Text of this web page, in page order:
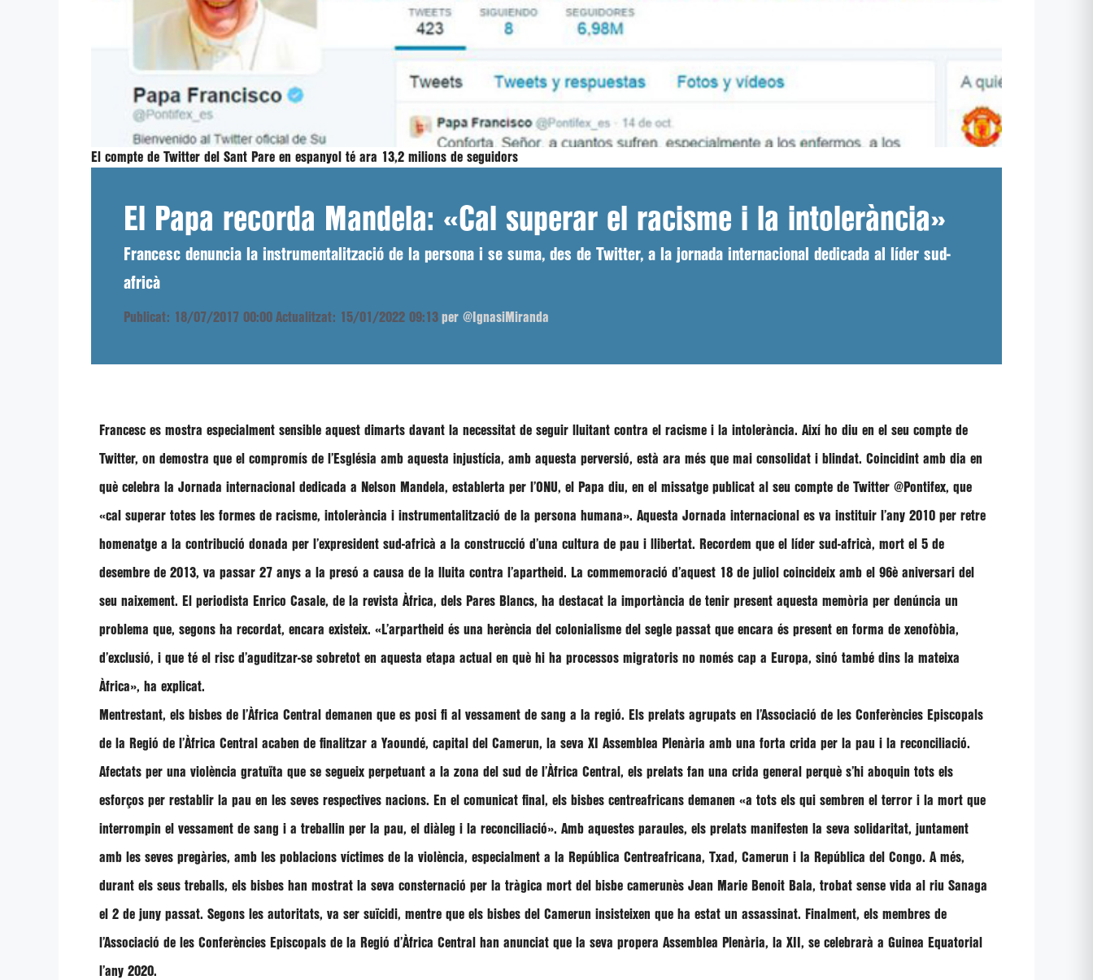
El compte de Twitter del Sant Pare en espanyol té ara 13,2 milions de seguidors
El Papa recorda Mandela: «Cal superar el racisme i la intolerància»
Francesc denuncia la instrumentalització de la persona i se suma, des de Twitter, a la jornada internacional dedicada al líder sud-
africà
Publicat: 18/07/2017 00:00 Actualitzat: 15/01/2022 09:13 per @IgnasiMiranda
Francesc es mostra especialment sensible aquest dimarts davant la necessitat de seguir lluitant contra el racisme i la intolerància. Així ho diu en el seu compte de
Twitter, on demostra que el compromís de l’Església amb aquesta injustícia, amb aquesta perversió, està ara més que mai consolidat i blindat. Coincidint amb dia en
què celebra la Jornada internacional dedicada a Nelson Mandela, establerta per l’ONU, el Papa diu, en el missatge publicat al seu compte de Twitter @Pontifex, que
«cal superar totes les formes de racisme, intolerància i instrumentalització de la persona humana». Aquesta Jornada internacional es va instituir l’any 2010 per retre
homenatge a la contribució donada per l’expresident sud-africà a la construcció d’una cultura de pau i llibertat. Recordem que el líder sud-africà, mort el 5 de
desembre de 2013, va passar 27 anys a la presó a causa de la lluita contra l’apartheid. La commemoració d’aquest 18 de juliol coincideix amb el 96è aniversari del
seu naixement. El periodista Enrico Casale, de la revista Àfrica, dels Pares Blancs, ha destacat la importància de tenir present aquesta memòria per denúncia un
problema que, segons ha recordat, encara existeix. «L’arpartheid és una herència del colonialisme del segle passat que encara és present en forma de xenofòbia,
d’exclusió, i que té el risc d’aguditzar-se sobretot en aquesta etapa actual en què hi ha processos migratoris no només cap a Europa, sinó també dins la mateixa
Àfrica», ha explicat.
Mentrestant, els bisbes de l’Àfrica Central demanen que es posi fi al vessament de sang a la regió. Els prelats agrupats en l’Associació de les Conferències Episcopals
de la Regió de l’Àfrica Central acaben de finalitzar a Yaoundé, capital del Camerun, la seva XI Assemblea Plenària amb una forta crida per la pau i la reconciliació.
Afectats per una violència gratuïta que se segueix perpetuant a la zona del sud de l’Àfrica Central, els prelats fan una crida general perquè s’hi aboquin tots els
esforços per restablir la pau en les seves respectives nacions. En el comunicat final, els bisbes centreafricans demanen «a tots els qui sembren el terror i la mort que
interrompin el vessament de sang i a treballin per la pau, el diàleg i la reconciliació». Amb aquestes paraules, els prelats manifesten la seva solidaritat, juntament
amb les seves pregàries, amb les poblacions víctimes de la violència, especialment a la República Centreafricana, Txad, Camerun i la República del Congo. A més,
durant els seus treballs, els bisbes han mostrat la seva consternació per la tràgica mort del bisbe camerunès Jean Marie Benoit Bala, trobat sense vida al riu Sanaga
el 2 de juny passat. Segons les autoritats, va ser suïcidi, mentre que els bisbes del Camerun insisteixen que ha estat un assassinat. Finalment, els membres de
l’Associació de les Conferències Episcopals de la Regió d’Àfrica Central han anunciat que la seva propera Assemblea Plenària, la XII, se celebrarà a Guinea Equatorial
l’any 2020.